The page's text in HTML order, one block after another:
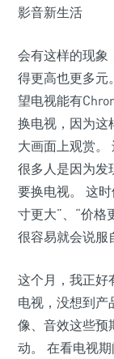
会有这样的现象
得更高也更多元
望电视能有
换电视，因为这
大画面上观赏。
很多人是因为发
要换电视。 这
寸更大”、“价格
很容易就会说服
这个月，我正好
电视，没想到产
像、音效这些预
动。 在看电视